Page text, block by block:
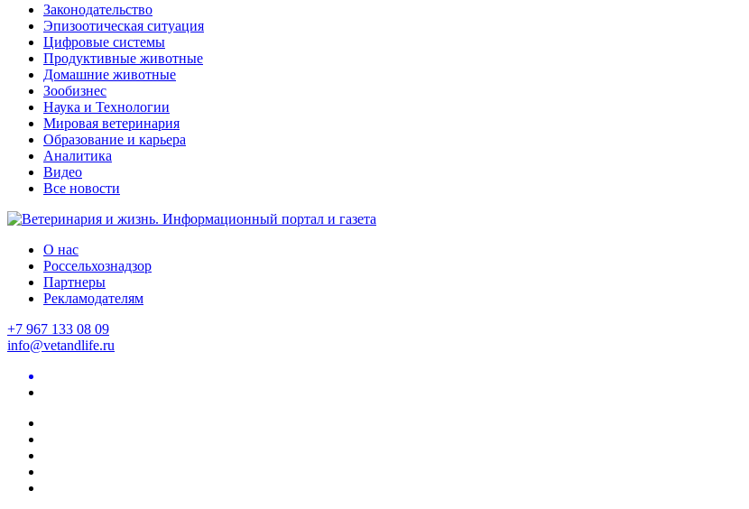
Законодательство
Эпизоотическая ситуация
Цифровые системы
Продуктивные животные
Домашние животные
Зообизнес
Наука и Технологии
Мировая ветеринария
Образование и карьера
Аналитика
Видео
Все новости
О нас
Россельхознадзор
Партнеры
Рекламодателям
+7 967 133 08 09
info@vetandlife.ru